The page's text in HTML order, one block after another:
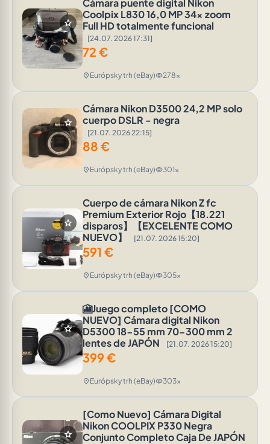
star
Cámara puente digital Nikon
Coolpix L830 16,0 MP 34x zoom
Full HD totalmente funcional
[24.07. 2026 17:31]
72 €
location_on Európsky trh (eBay)visibility278x
star
Cámara Nikon D3500 24,2 MP solo
cuerpo DSLR - negra
[21.07. 2026 22:15]
88 €
location_on Európsky trh (eBay)visibility301x
star
Cuerpo de cámara Nikon Z fc
Premium Exterior Rojo【18.221
disparos】【EXCELENTE COMO
NUEVO】
[21.07. 2026 15:20]
591 €
location_on Európsky trh (eBay)visibility305x
star
🎦Juego completo [COMO
NUEVO] Cámara digital Nikon
D5300 18-55 mm 70-300 mm 2
lentes de JAPÓN
[21.07. 2026 15:20]
399€
location_on Európsky trh (eBay)visibility303x
star
[Como Nuevo] Cámara Digital
Nikon COOLPIX P330 Negra
Conjunto Completo Caja De JAPÓN